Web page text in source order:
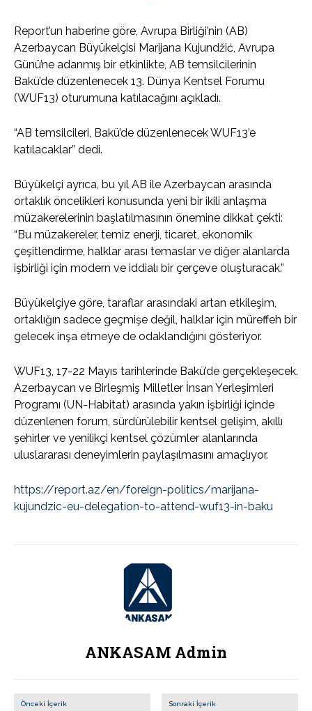
Report’un haberine göre, Avrupa Birliği’nin (AB)
Azerbaycan Büyükelçisi Marijana Kujundžić, Avrupa
Günü’ne adanmış bir etkinlikte, AB temsilcilerinin
Bakü’de düzenlenecek 13. Dünya Kentsel Forumu
(WUF13) oturumuna katılacağını açıkladı.
“AB temsilcileri, Bakü’de düzenlenecek WUF13’e
katılacaklar” dedi.
Büyükelçi ayrıca, bu yıl AB ile Azerbaycan arasında
ortaklık öncelikleri konusunda yeni bir ikili anlaşma
müzakerelerinin başlatılmasının önemine dikkat çekti:
“Bu müzakereler, temiz enerji, ticaret, ekonomik
çeşitlendirme, halklar arası temaslar ve diğer alanlarda
işbirliği için modern ve iddialı bir çerçeve oluşturacak.”
Büyükelçiye göre, taraflar arasındaki artan etkileşim,
ortaklığın sadece geçmişe değil, halklar için müreffeh bir
gelecek inşa etmeye de odaklandığını gösteriyor.
WUF13, 17-22 Mayıs tarihlerinde Bakü’de gerçekleşecek.
Azerbaycan ve Birleşmiş Milletler İnsan Yerleşimleri
Programı (UN-Habitat) arasında yakın işbirliği içinde
düzenlenen forum, sürdürülebilir kentsel gelişim, akıllı
şehirler ve yenilikçi kentsel çözümler alanlarında
uluslararası deneyimlerin paylaşılmasını amaçlıyor.
https://report.az/en/foreign-politics/marijana-
kujundzic-eu-delegation-to-attend-wuf13-in-baku
ANKASAM Admin
Önceki İçerik Sonraki İçerik